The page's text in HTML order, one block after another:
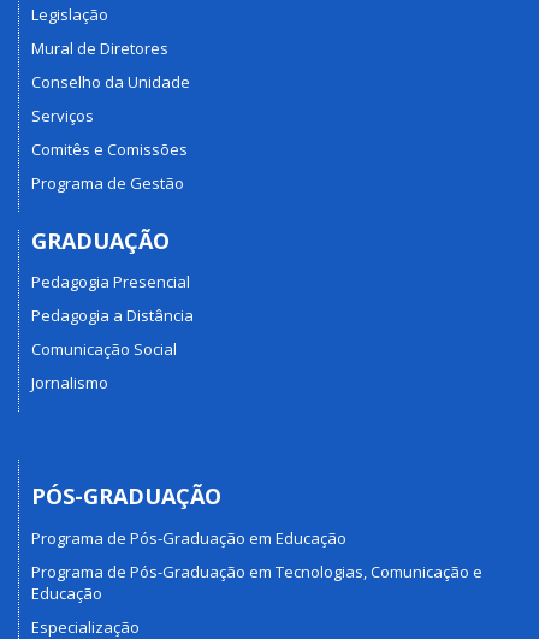
Legislação
Mural de Diretores
Conselho da Unidade
Serviços
Comitês e Comissões
Programa de Gestão
GRADUAÇÃO
Pedagogia Presencial
Pedagogia a Distância
Comunicação Social
Jornalismo
PÓS-GRADUAÇÃO
Programa de Pós-Graduação em Educação
Programa de Pós-Graduação em Tecnologias, Comunicação e
Educação
Especialização